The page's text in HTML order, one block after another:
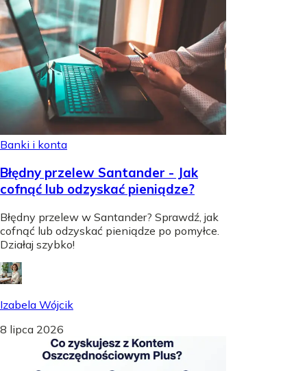
Banki i konta
Błędny przelew Santander - Jak
cofnąć lub odzyskać pieniądze?
Błędny przelew w Santander? Sprawdź, jak
cofnąć lub odzyskać pieniądze po pomyłce.
Działaj szybko!
Izabela Wójcik
8 lipca 2026